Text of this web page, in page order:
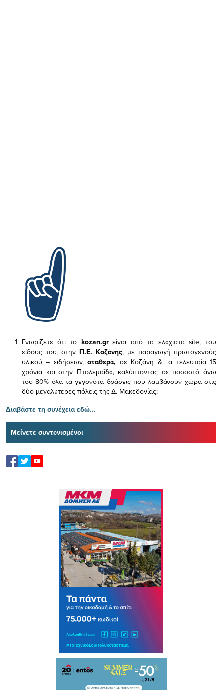
Γνωρίζετε ότι το kozan.gr είναι από τα ελάχισταsite, του
είδους του, στην Π.Ε. Κοζάνης, με παραγωγή πρωτογενούς
υλικού – ειδήσεων,σταθερά, σε Κοζάνη & τα τελευταία 15
χρόνια και στην Πτολεμαΐδα, καλύπτοντας σε ποσοστό άνω
του 80% όλα τα γεγονότα δράσεις που λαμβάνουν χώρα στις
δύο μεγαλύτερες πόλεις της Δ. Μακεδονίας;
Διαβάστε τη συνέχεια εδώ...
Μείνετε συντονισμένοι